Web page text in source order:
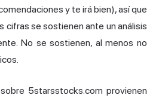
y te irá bien), así que
cifras se sostienen ante un análisis
No se sostienen, al menos no
5starsstocks.com provienen